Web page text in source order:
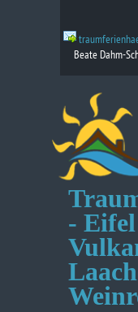
Beate Dahm-
- Eifel